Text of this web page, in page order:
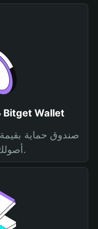
صندوق حماية محفظة Bitget Wallet
أصولك ومعاملاتك.